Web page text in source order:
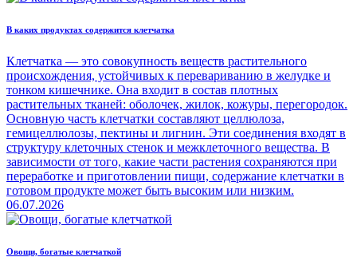
В каких продуктах содержится клетчатка
Клетчатка — это совокупность веществ растительного
происхождения, устойчивых к перевариванию в желудке и
тонком кишечнике. Она входит в состав плотных
растительных тканей: оболочек, жилок, кожуры, перегородок.
Основную часть клетчатки составляют целлюлоза,
гемицеллюлозы, пектины и лигнин. Эти соединения входят в
структуру клеточных стенок и межклеточного вещества. В
зависимости от того, какие части растения сохраняются при
переработке и приготовлении пищи, содержание клетчатки в
готовом продукте может быть высоким или низким.
06.07.2026
Овощи, богатые клетчаткой